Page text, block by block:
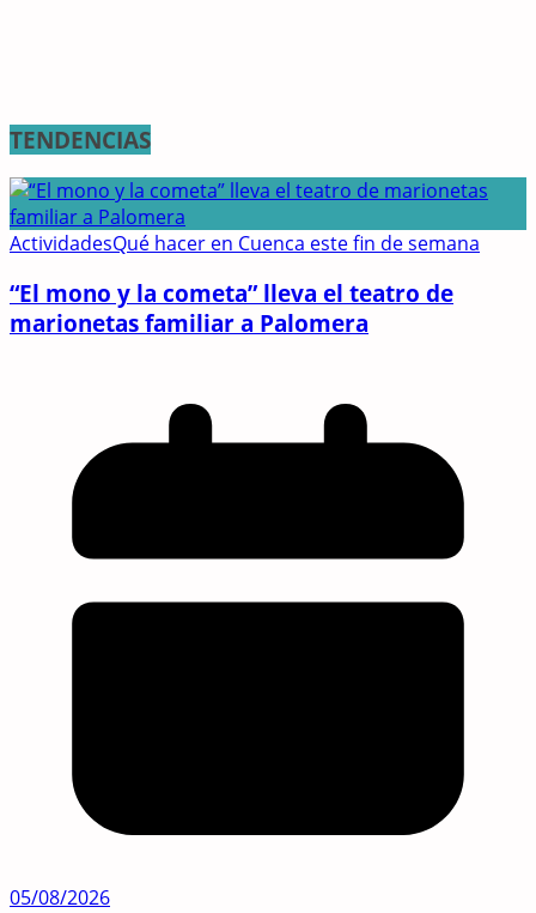
TENDENCIAS
ActividadesQué hacer en Cuenca este fin de semana
“El mono y la cometa” lleva el teatro de
marionetas familiar a Palomera
05/08/2026